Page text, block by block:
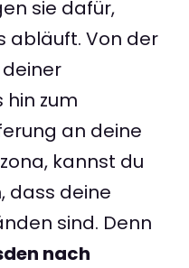
sie dafür,
abläuft. Von der
zum
an deine
kannst du
dass deine
sind. Denn
nach